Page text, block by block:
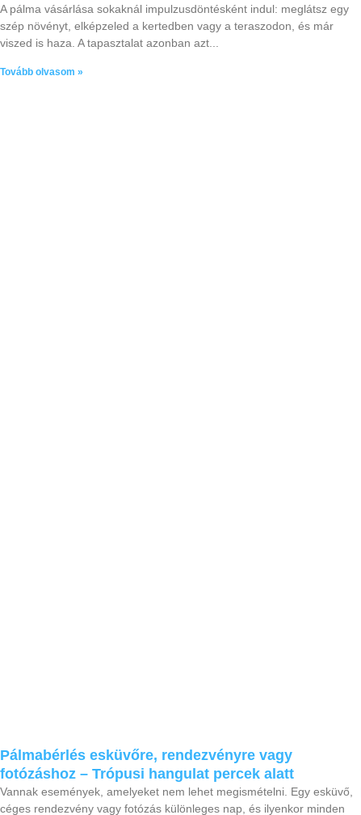
A pálma vásárlása sokaknál impulzusdöntésként indul: meglátsz egy
szép növényt, elképzeled a kertedben vagy a teraszodon, és már
viszed is haza. A tapasztalat azonban azt
Tovább olvasom »
Pálmabérlés esküvőre, rendezvényre vagy
fotózáshoz – Trópusi hangulat percek alatt
Vannak események, amelyeket nem lehet megismételni. Egy esküvő,
céges rendezvény vagy fotózás különleges nap, és ilyenkor minden